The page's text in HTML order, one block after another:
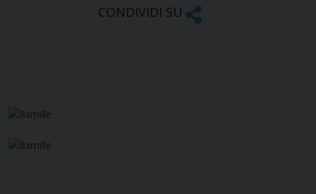
CONDIVIDI SU